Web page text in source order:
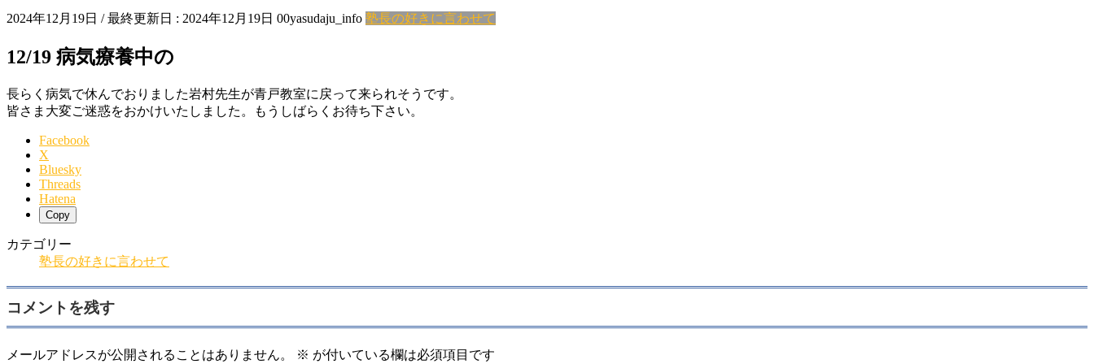
2024年12月19日 / 最終更新日 : 2024年12月19日 00yasudaju_info 塾長の好きに言わせて
12/19 病気療養中の
長らく病気で休んでおりました岩村先生が青戸教室に戻って来られそうです。
皆さま大変ご迷惑をおかけいたしました。もうしばらくお待ち下さい。
Facebook
X
Bluesky
Threads
Hatena
Copy
カテゴリー
塾長の好きに言わせて
コメントを残す
メールアドレスが公開されることはありません。 ※ が付いている欄は必須項目です